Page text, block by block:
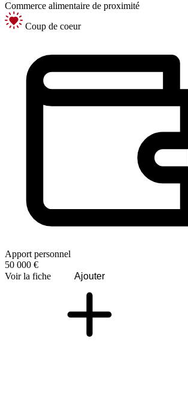
Commerce alimentaire de proximité
Coup de coeur
Apport personnel
50 000 €
Voir la fiche
Ajouter